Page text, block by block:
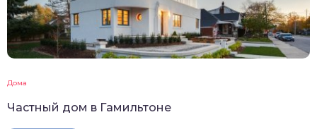
Дома
Частный дом в Гамильтоне